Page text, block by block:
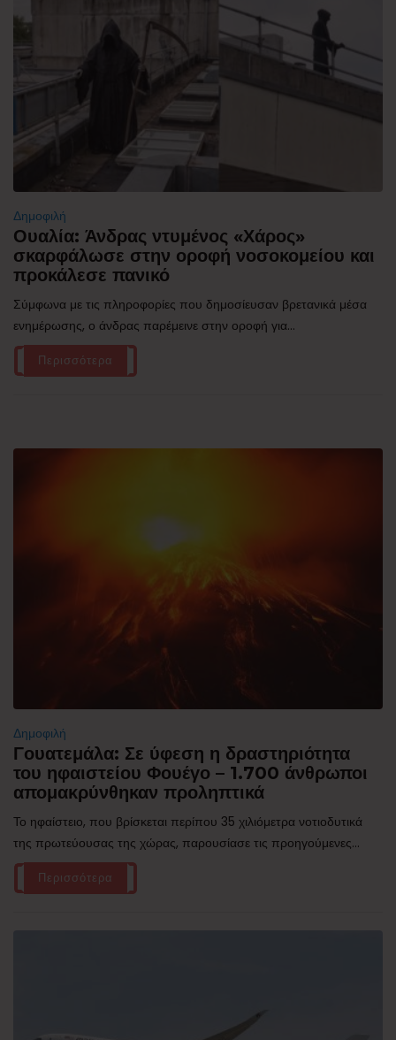
Δημοφιλή
Ουαλία: Άνδρας ντυμένος «Χάρος»
σκαρφάλωσε στην οροφή νοσοκομείου και
προκάλεσε πανικό
Σύμφωνα με τις πληροφορίες που δημοσίευσαν βρετανικά μέσα
ενημέρωσης, ο άνδρας παρέμεινε στην οροφή για...
Περισσότερα
Δημοφιλή
Γουατεμάλα: Σε ύφεση η δραστηριότητα
του ηφαιστείου Φουέγο – 1.700 άνθρωποι
απομακρύνθηκαν προληπτικά
Το ηφαίστειο, που βρίσκεται περίπου 35 χιλιόμετρα νοτιοδυτικά
της πρωτεύουσας της χώρας, παρουσίασε τις προηγούμενες...
Περισσότερα